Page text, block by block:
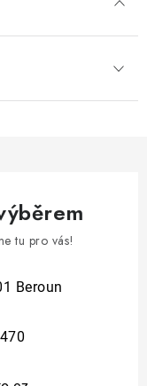
tu pro vás!
Beroun